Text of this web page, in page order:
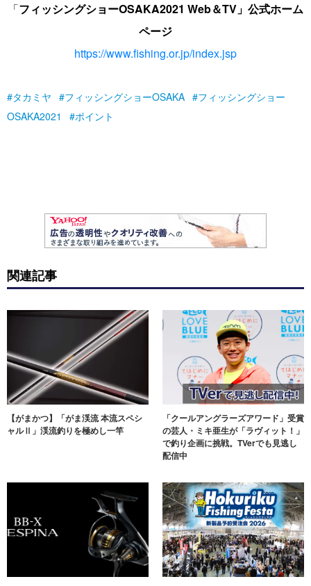
「フィッシングショーOSAKA2021 Web＆TV」 公式ホーム
ページ
https://www.fishing.or.jp/index.jsp
タカミヤ フィッシングショーOSAKA
フィッシングショー
OSAKA2021
ポイント
関連記事
【がまかつ】「がま渓流 本流スペシ
ャルⅡ」渓流釣りを極めし一竿
「クールアングラーズアワード」受賞
の芸人・ミキ亜生が「ラヴィット！」
で釣り企画に挑戦。TVerでも見逃し
配信中